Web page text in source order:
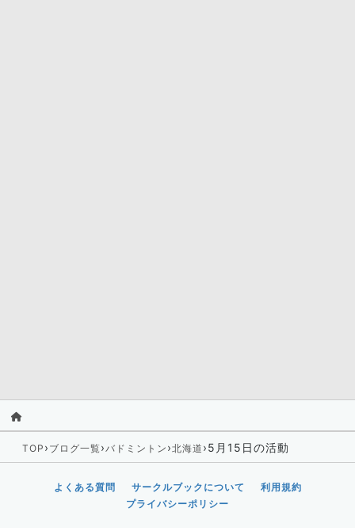
TOP › ブログ一覧›バドミントン ›北海道 ›5月15日の活動
よくある質問 サークルブックについて
利用規約
プライバシーポリシー